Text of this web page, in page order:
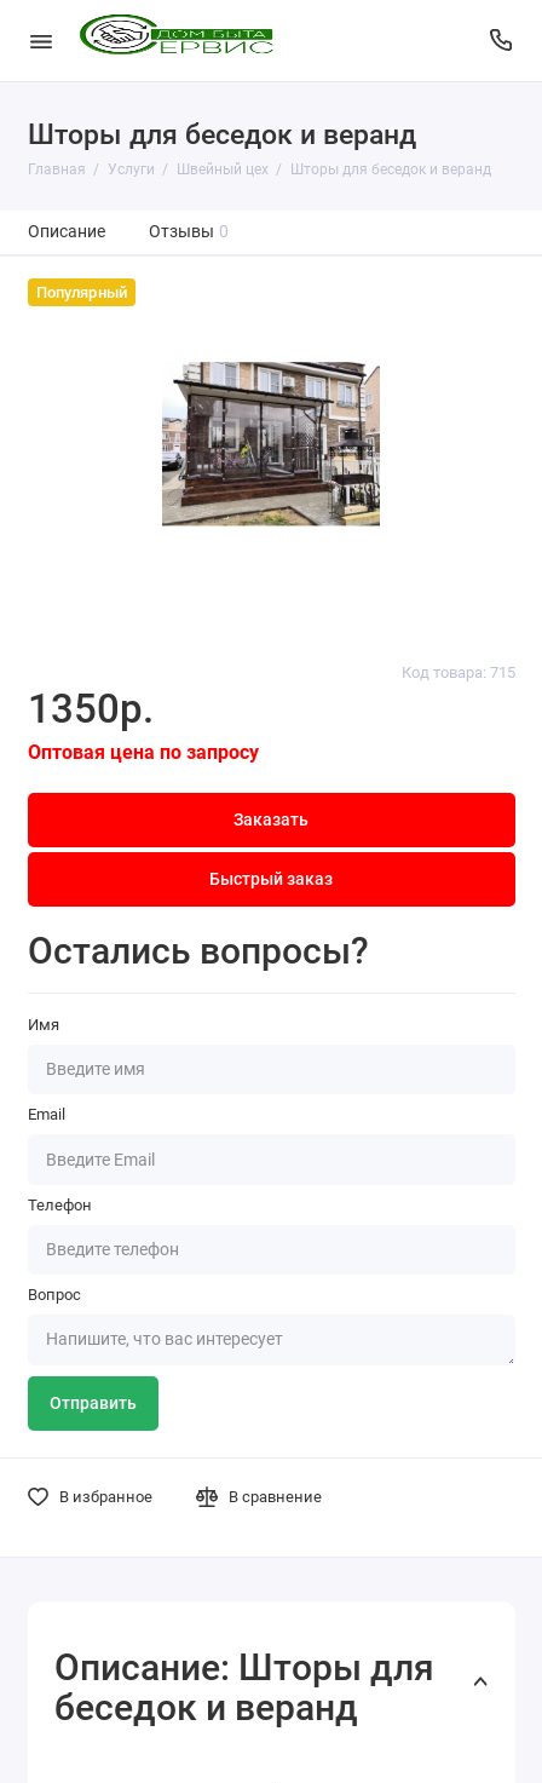
Шторы для беседок и веранд
Главная Услуги Швейный цех Шторы для беседок и веранд
Описание Отзывы 0
Популярный
Код товара: 715
1350р.
Оптовая цена по запросу
Заказать
Быстрый заказ
Остались вопросы?
Имя
Email
Телефон
Вопрос
Отправить
В избранное В сравнение
Описание: Шторы для
беседок и веранд